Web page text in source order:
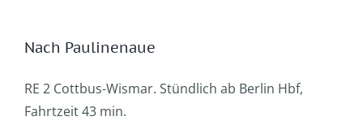
Nach Paulinenaue
RE 2 Cottbus-Wismar. Stündlich ab Berlin Hbf,
Fahrtzeit 43 min.